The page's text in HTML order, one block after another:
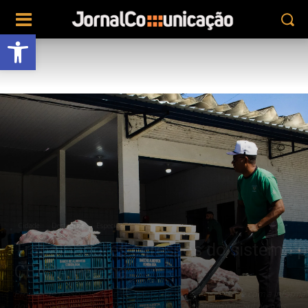
Abrir a barra de ferramentas
Destaques Especiais
Trabalhadores egressos do
CEASA Paraná
Projeto de ressocialização do Banco de Alimentos convive com a